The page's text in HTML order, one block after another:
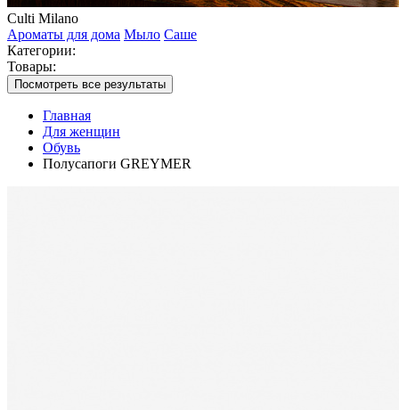
Culti Milano
Ароматы для дома Мыло Саше
Категории:
Товары:
Посмотреть все результаты
Главная
Для женщин
Обувь
Полусапоги GREYMER